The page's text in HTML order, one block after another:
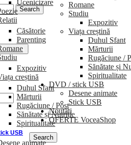
Romane
Studiu
Expozitiv
Viața creștină
Duhul Sfant
Mărturii
Rugăciune /
Sănătate și
Spiritualitate
DVD / stick USB
Desene animate
Stick USB
Noutăți
OFERTE VoceaShop
Search
Ucenicizare
Căsătorie
Parenting
Expozitiv
creștină
Duhul Sfant
Mărturii
Rugăciune / Post
Sănătate și Nutriție
Spiritualitate
USB
animate
Search
Filtrează